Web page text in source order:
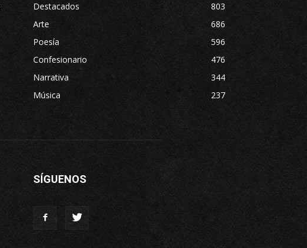
Destacados
803
Arte
686
Poesía
596
Confesionario
476
Narrativa
344
Música
237
SÍGUENOS